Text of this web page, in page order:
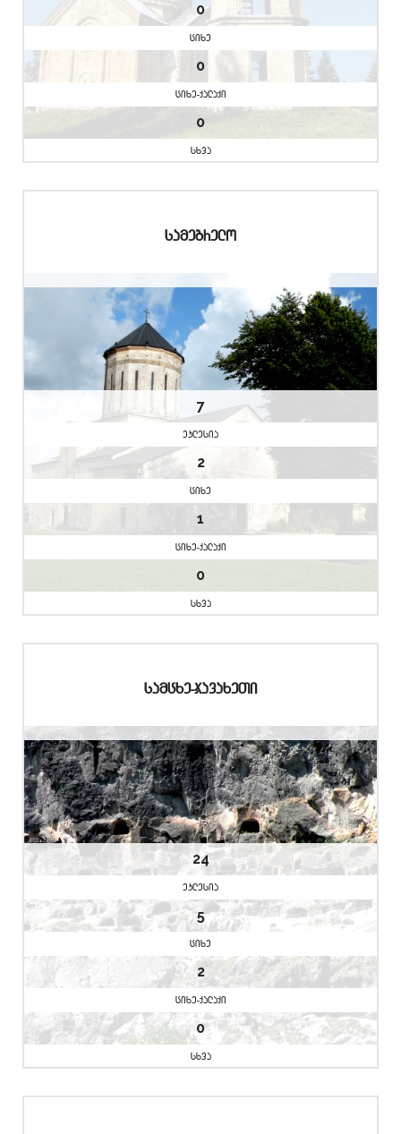
0
cixe
0
cixe-qalaqi
0
sxva
samegrelo
7
eklesia
2
cixe
1
cixe-qalaqi
0
sxva
samcxe-javaxeTi
24
eklesia
5
cixe
2
cixe-qalaqi
0
sxva